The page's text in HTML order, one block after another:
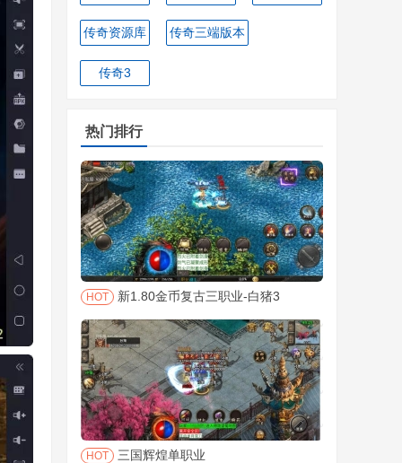
传奇资源库 传奇三端版本
传奇3
热门排行
HOT 新1.80金币复古三职业-白猪3
HOT 三国辉煌单职业